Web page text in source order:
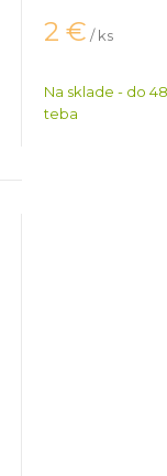
2 € / ks
Na sklade - do
teba